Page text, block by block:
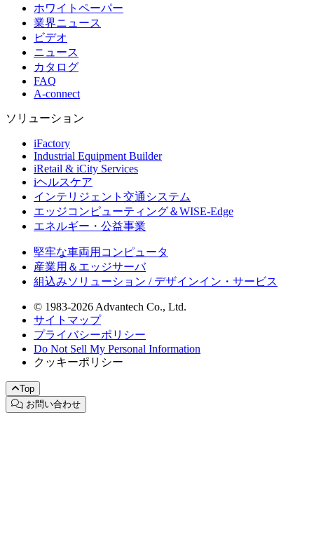
ホワイトペーパー
業界ニュース
ビデオ
ニュース
カタログ
FAQ
A-connect
ソリューション
iFactory
Industrial Equipment Builder
iRetail & iCity Services
iヘルスケア
インテリジェント交通システム
エッジコンピューティング＆WISE-Edge
エネルギー・公益事業
堅牢な車両用コンピュータ
産業用＆エッジサーバ
組込みソリューション / デザインイン・サービス
© 1983-2026 Advantech Co., Ltd.
サイトマップ
プライバシーポリシー
Do Not Sell My Personal Information
クッキーポリシー
Top
お問い合わせ